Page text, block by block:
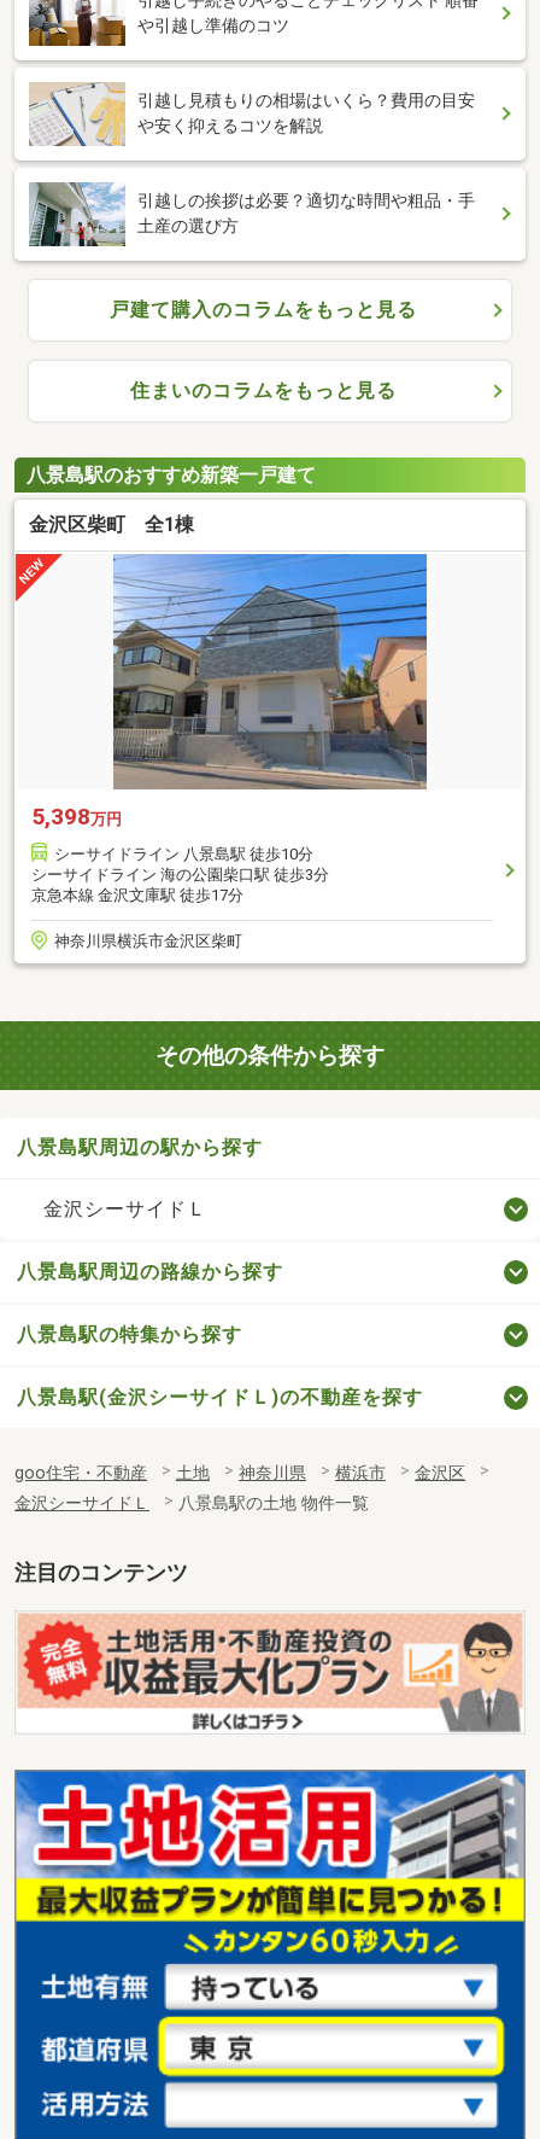
や引越し準備のコツ
引越し見積もりの相場はいくら？費用の目安
や安く抑えるコツを解説
引越しの挨拶は必要？適切な時間や粗品・手
土産の選び方
戸建て購入のコラムをもっと見る
住まいのコラムをもっと見る
八景島駅のおすすめ新築一戸建て
金沢区柴町 全1棟
5,398万円
シーサイドライン 八景島駅 徒歩10分
シーサイドライン 海の公園柴口駅 徒歩3分
京急本線 金沢文庫駅 徒歩17分
神奈川県横浜市金沢区柴町
その他の条件から探す
八景島駅周辺の駅から探す
金沢シーサイドＬ
八景島駅周辺の路線から探す
八景島駅の特集から探す
八景島駅(金沢シーサイドＬ)の不動産を探す
goo住宅・不動産 土地 神奈川県 横浜市
金沢区
金沢シーサイドＬ
八景島駅の土地 物件一覧
注目のコンテンツ